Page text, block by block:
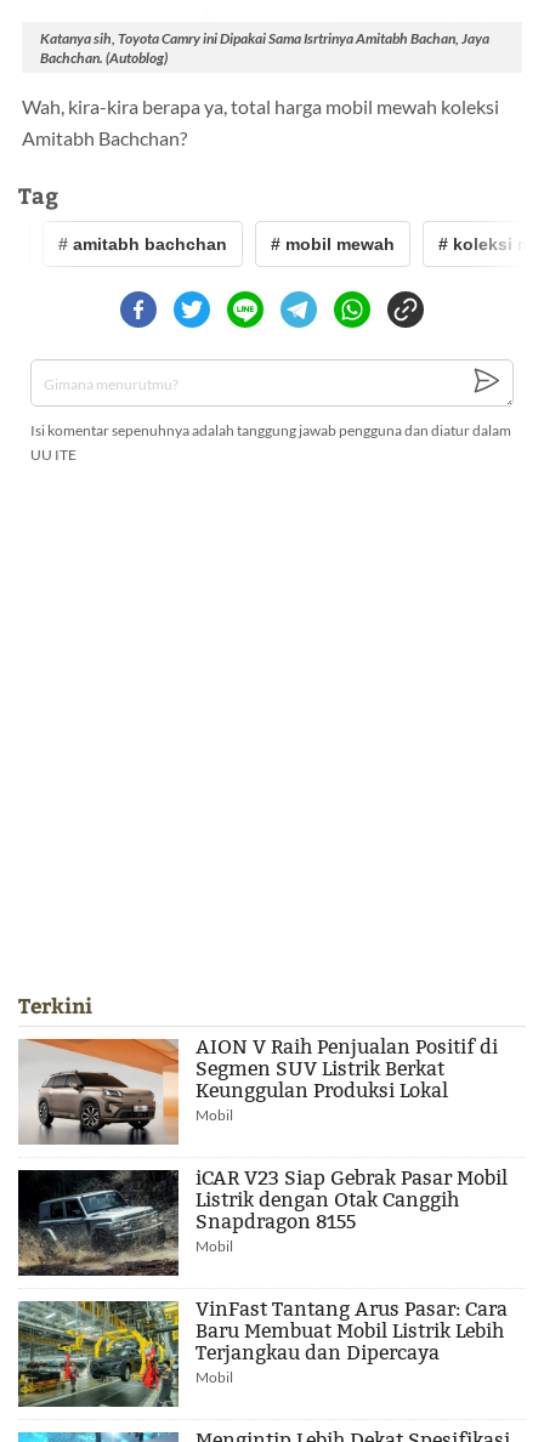
Katanya sih, Toyota Camry ini Dipakai Sama Isrtrinya Amitabh Bachan, Jaya
Bachchan. (Autoblog)
Wah, kira-kira berapa ya, total harga mobil mewah koleksi
Amitabh Bachchan?
Tag
# amitabh bachchan # mobil mewah # koleksi mobil
Isi komentar sepenuhnya adalah tanggung jawab pengguna dan diatur dalam
UU ITE
Terkini
AION V Raih Penjualan Positif di
Segmen SUV Listrik Berkat
Keunggulan Produksi Lokal
Mobil
iCAR V23 Siap Gebrak Pasar Mobil
Listrik dengan Otak Canggih
Snapdragon 8155
Mobil
VinFast Tantang Arus Pasar: Cara
Baru Membuat Mobil Listrik Lebih
Terjangkau dan Dipercaya
Mobil